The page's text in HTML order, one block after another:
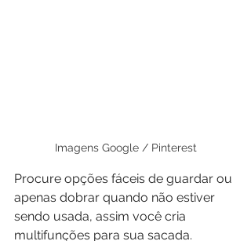
Imagens Google / Pinterest
Procure opções fáceis de guardar ou
apenas dobrar quando não estiver
sendo usada, assim você cria
multifunções para sua sacada.